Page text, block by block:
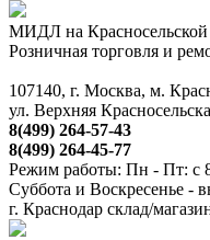
МИДЛ на Красносельской
Розничная торговля и
107140, г. Москва, м.
ул. Верхняя
8(499) 264-57-43
8(499) 264-45-77
Режим работы: Пн - Пт: с
Суббота и Воскресенье -
г. Краснодар склад/